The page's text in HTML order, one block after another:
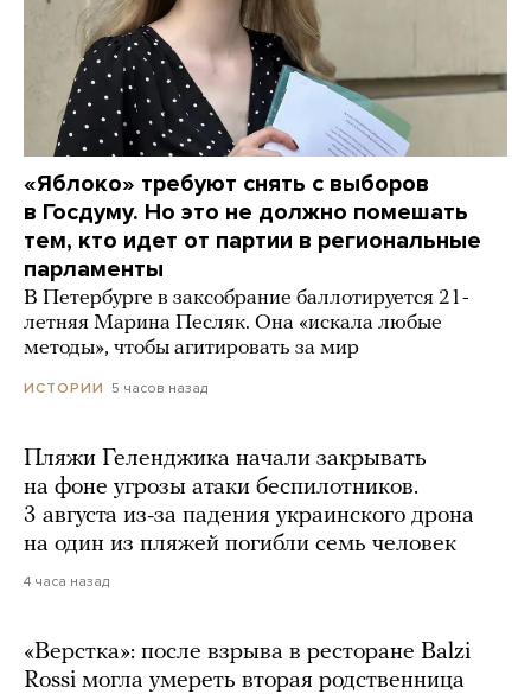
«Яблоко» требуют снять с выборов
в Госдуму. Но это не должно помешать
тем, кто идет от партии в региональные
парламенты
В Петербурге в заксобрание баллотируется 21-
летняя Марина Песляк. Она «искала любые
методы», чтобы агитировать за мир
ИСТОРИИ 5 часов назад
Пляжи Геленджика начали закрывать
на фоне угрозы атаки беспилотников.
3 августа из-за падения украинского дрона
на один из пляжей погибли семь человек
4 часа назад
«Верстка»: после взрыва в ресторане Balzi
Rossi могла умереть вторая родственница